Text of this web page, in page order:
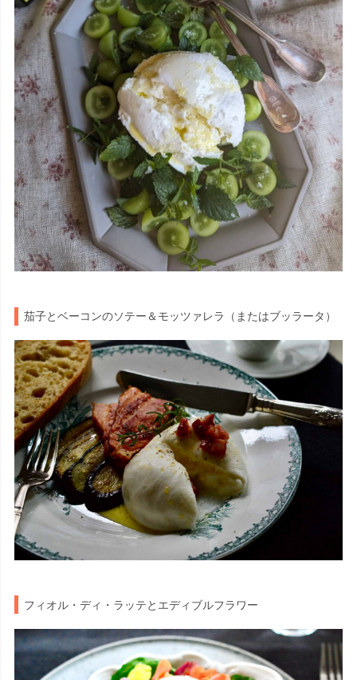
茄子とベーコンのソテー＆モッツァレラ（またはブッラータ）
フィオル・ディ・ラッテとエディブルフラワー